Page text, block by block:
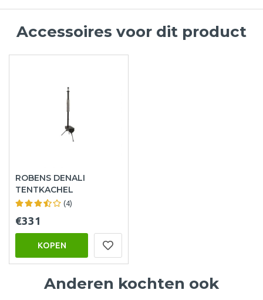
Accessoires voor dit product
ROBENS DENALI
TENTKACHEL
(4)
€331
KOPEN
Anderen kochten ook